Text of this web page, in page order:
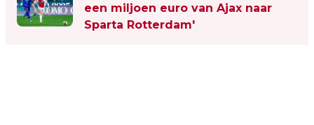
een miljoen euro van Ajax naar
Sparta Rotterdam'